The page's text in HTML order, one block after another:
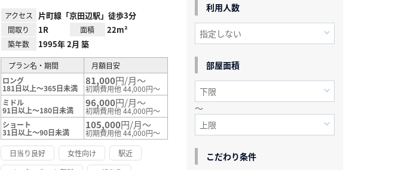
アクセス 片町線「京田辺駅」徒歩3分
間取り 1R 面積 22m²
築年数 1995年 2月 築
プラン名・期間
月額目安
ロング
181日以上～365日未満
81,000円/月～
初期費用他 44,000円～
ミドル
91日以上～180日未満
96,000円/月～
初期費用他 44,000円～
ショート
31日以上～90日未満
105,000円/月～
初期費用他 44,000円～
日当り良好
女性向け
駅近
利用人数
部屋面積
～
こだわり条件